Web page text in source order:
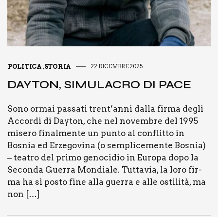
POLITICA ,STORIA 22 DICEMBRE 2025
DAY­TON, SIMU­LA­CRO DI PACE
Sono ormai pas­sa­ti trent’anni dal­la fir­ma degli
Accor­di di Day­ton, che nel novem­bre del 1995
mise­ro final­men­te un pun­to al con­flit­to in
Bosnia ed Erze­go­vi­na (o sem­pli­ce­men­te Bosnia)
– tea­tro del pri­mo geno­ci­dio in Euro­pa dopo la
Secon­da Guer­ra Mon­dia­le. Tut­ta­via, la loro fir­
ma ha sì posto fine alla guer­ra e alle osti­li­tà, ma
non […]